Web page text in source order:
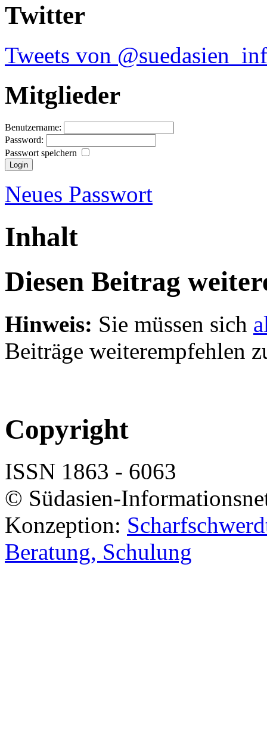
Twitter
Tweets von
Mitglieder
Benutzername:
Password:
Passwort speichern
Neues Passwort
Inhalt
Diesen Beitrag
Hinweis: Sie müssen sich
Beiträge weiterempfehlen
Copyright
ISSN 1863 - 6063
© Südasien-
Konzeption:
Beratung, Schulung